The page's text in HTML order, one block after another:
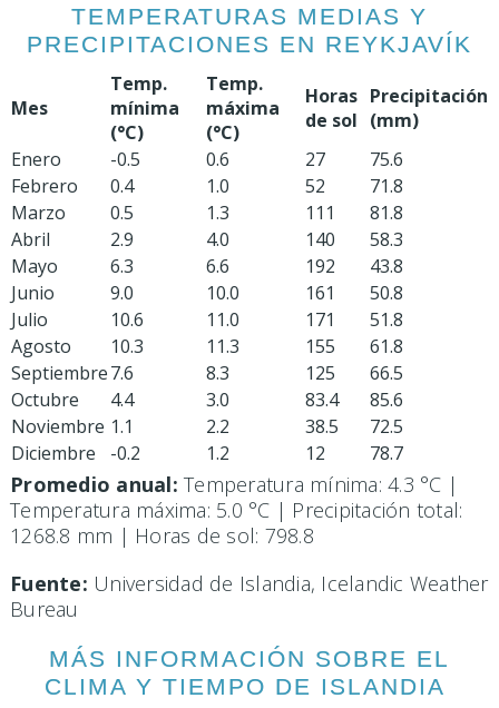
TEMPERATURAS MEDIAS Y
PRECIPITACIONES EN REYKJAVÍK
Mes
Temp.
mínima
(°C)
Temp.
máxima
(°C)
Horas
de sol
Precipitación
(mm)
Enero
-0.5 0.6 27
75.6
Febrero
0.4 1.0 52
71.8
Marzo
0.5 1.3 111
81.8
Abril
2.9 4.0 140
58.3
Mayo
6.3 6.6 192
43.8
Junio
9.0 10.0 161
50.8
Julio
10.6 11.0 171
51.8
Agosto
10.3 11.3 155
61.8
Septiembre7.6 8.3 125
66.5
Octubre
4.4 3.0 83.4
85.6
Noviembre 1.1 2.2 38.5
72.5
Diciembre
-0.2 1.2 12 78.7
Promedio anual: Temperatura mínima: 4.3 °C |
Temperatura máxima: 5.0 °C | Precipitación total:
1268.8 mm | Horas de sol: 798.8
Fuente: Universidad de Islandia, Icelandic Weather
Bureau
MÁS INFORMACIÓN SOBRE EL
CLIMA Y TIEMPO DE ISLANDIA